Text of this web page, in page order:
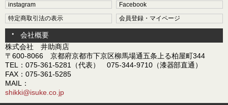
instagram
Facebook
特定商取引法の表示
会員登録・マイページ
会社概要
株式会社 井助商店
〒600-8066 京都府京都市下京区柳馬場通五条上る柏屋町344
TEL：075-361-5281（代表） 075-344-9710（漆器部直通）
FAX：075-361-5285
MAIL：
shikki@isuke.co.jp